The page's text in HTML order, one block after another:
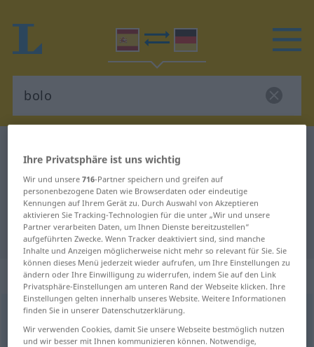
Spanisch-Deutsch Übersetzung für
"bolo"
"bolo" Deutsch Übersetzung
„bolo“: masculino
bolo [ˈbolo]m
Übersicht aller Übersetzungen
Ihre Privatsphäre ist uns wichtig
Wir und unsere716-Partner speichern und greifen auf
personenbezogene Daten wie Browserdaten oder eindeutige
Kennungen auf Ihrem Gerät zu. Durch Auswahl von Akzeptieren
aktivieren Sie Tracking-Technologien für die unter „Wir und unsere
Partner verarbeiten Daten, um Ihnen Dienste bereitzustellen“
aufgeführten Zwecke. Wenn Tracker deaktiviert sind, sind manche
Inhalte und Anzeigen möglicherweise nicht mehr so relevant für Sie. Sie
können dieses Menü jederzeit wieder aufrufen, um Ihre Einstellungen zu
ändern oder Ihre Einwilligung zu widerrufen, indem Sie auf den Link
Privatsphäre-Einstellungen am unteren Rand der Webseite klicken. Ihre
Einstellungen gelten innerhalb unseres Website. Weitere Informationen
finden Sie in unserer Datenschutzerklärung.
Wir verwenden Cookies, damit Sie unsere Webseite bestmöglich nutzen
und wir besser mit Ihnen kommunizieren können. Notwendige,